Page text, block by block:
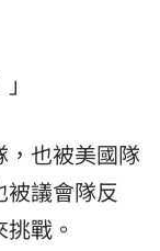
，也被美國隊
議會隊反
戰。